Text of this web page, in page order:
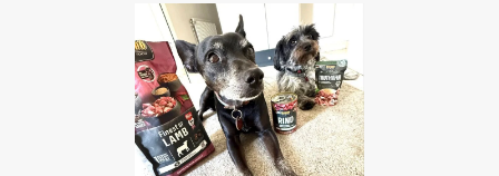
Bildergalerie überspringen